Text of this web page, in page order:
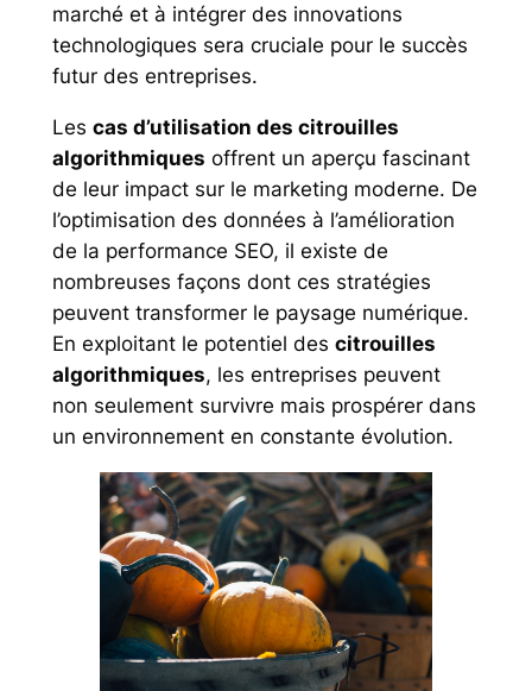
marché et à intégrer des innovations
technologiques sera cruciale pour le succès
futur des entreprises.
Les cas d’utilisation des citrouilles
algorithmiques offrent un aperçu fascinant
de leur impact sur le marketing moderne. De
l’optimisation des données à l’amélioration
de la performance SEO, il existe de
nombreuses façons dont ces stratégies
peuvent transformer le paysage numérique.
En exploitant le potentiel des citrouilles
algorithmiques, les entreprises peuvent
non seulement survivre mais prospérer dans
un environnement en constante évolution.